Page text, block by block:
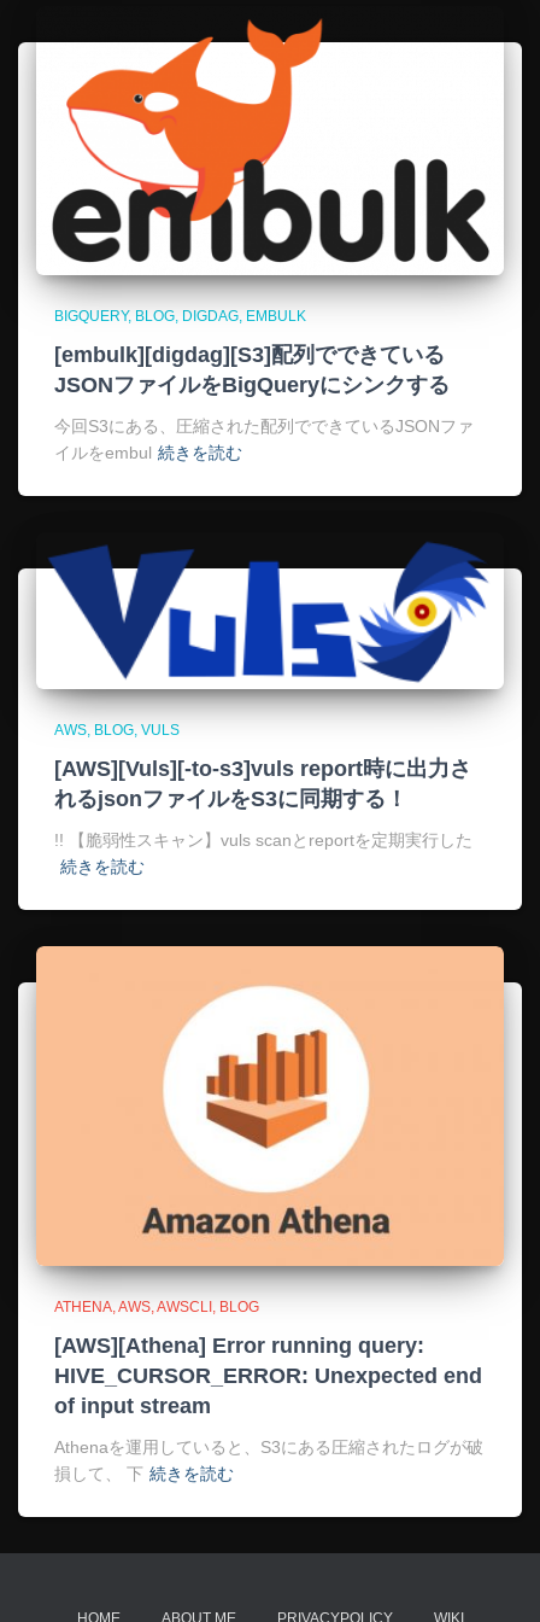
BIGQUERY BLOG DIGDAG EMBULK
[embulk][digdag][S3]配列でできている
JSONファイルをBigQueryにシンクする
今回S3にある、圧縮された配列でできているJSONファ
イルをembul 続きを読む
AWS BLOG VULS
[AWS][Vuls][-to-s3]vuls report時に出力さ
れるjsonファイルをS3に同期する！
!! 【脆弱性スキャン】vuls scanとreportを定期実行した
続きを読む
ATHENA AWS AWSCLI BLOG
[AWS][Athena] Error running query:
HIVE_CURSOR_ERROR: Unexpected end
of input stream
Athenaを運用していると、S3にある圧縮されたログが破
損して、 下 続きを読む
HOME ABOUT ME PRIVACYPOLICY WIKI